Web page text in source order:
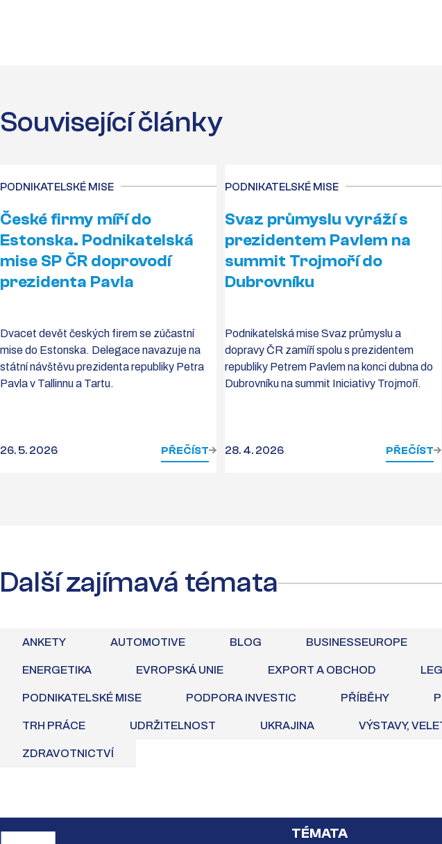
Související články
PODNIKATELSKÉ MISE
České firmy míří do
Estonska. Podnikatelská
mise SP ČR doprovodí
prezidenta Pavla
Dvacet devět českých firem se zúčastní
mise do Estonska. Delegace navazuje na
státní návštěvu prezidenta republiky Petra
Pavla v Tallinnu a Tartu.
26. 5. 2026 PŘEČÍST
PODNIKATELSKÉ MISE
Svaz průmyslu vyráží s
prezidentem Pavlem na
summit Trojmoří do
Dubrovníku
Podnikatelská mise Svaz průmyslu a
dopravy ČR zamíří spolu s prezidentem
republiky Petrem Pavlem na konci dubna do
Dubrovníku na summit Iniciativy Trojmoří.
28. 4. 2026 PŘEČÍST
Další zajímavá témata
ANKETY AUTOMOTIVE BLOG BUSINESSEUROPE
ENERGETIKA EVROPSKÁ UNIE EXPORT A OBCHOD
PODNIKATELSKÉ MISE PODPORA INVESTIC PŘÍBĚHY
TRH PRÁCE UDRŽITELNOST UKRAJINA VÝSTAVY,
ZDRAVOTNICTVÍ
TÉMATA